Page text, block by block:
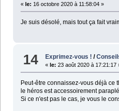
« le: 16 octobre 2020 à 11:58:04 »
Je suis désolé, mais tout ça fait
14 Exprimez-vous ! /
« le: 23 août 2020 à 17:21:17
Peut-être connaissez-vous déjà ce
le héros est accessoirement
Si ce n'est pas le cas, je vous le